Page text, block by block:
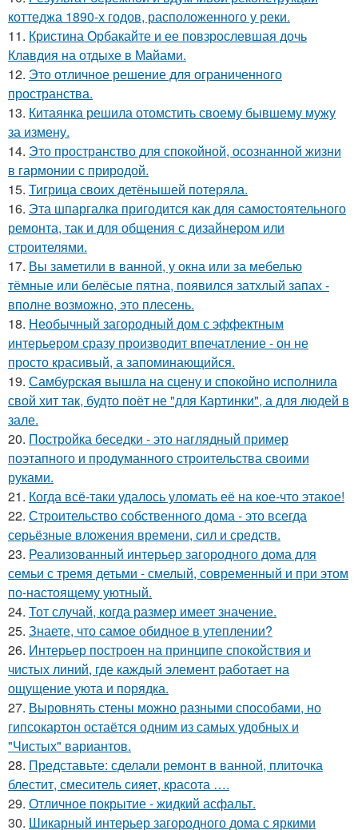
коттеджа 1890-х годов, расположенного у реки.
11. Кристина Орбакайте и ее повзрослевшая дочь
Клавдия на отдыхе в Майами.
12. Это отличное решение для ограниченного
пространства.
13. Китаянка решила отомстить своему бывшему мужу
за измену.
14. Это пространство для спокойной, осознанной жизни
в гармонии с природой.
15. Тигрица своих детёнышей потеряла.
16. Эта шпаргалка пригодится как для самостоятельного
ремонта, так и для общения с дизайнером или
строителями.
17. Вы заметили в ванной, у окна или за мебелью
тёмные или белёсые пятна, появился затхлый запах -
вполне возможно, это плесень.
18. Необычный загородный дом с эффектным
интерьером сразу производит впечатление - он не
просто красивый, а запоминающийся.
19. Самбурская вышла на сцену и спокойно исполнила
свой хит так, будто поёт не "для Картинки", а для людей в
зале.
20. Постройка беседки - это наглядный пример
поэтапного и продуманного строительства своими
руками.
21. Когда всё-таки удалось уломать её на кое-что этакое!
22. Строительство собственного дома - это всегда
серьёзные вложения времени, сил и средств.
23. Реализованный интерьер загородного дома для
семьи с тремя детьми - смелый, современный и при этом
по-настоящему уютный.
24. Тот случай, когда размер имеет значение.
25. Знаете, что самое обидное в утеплении?
26. Интерьер построен на принципе спокойствия и
чистых линий, где каждый элемент работает на
ощущение уюта и порядка.
27. Выровнять стены можно разными способами, но
гипсокартон остаётся одним из самых удобных и
"Чистых" вариантов.
28. Представьте: сделали ремонт в ванной, плиточка
блестит, смеситель сияет, красота ….
29. Отличное покрытие - жидкий асфальт.
30. Шикарный интерьер загородного дома с яркими